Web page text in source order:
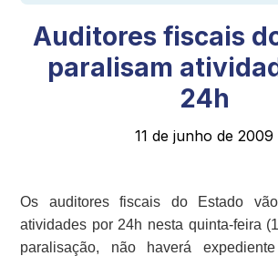
Auditores fiscais
paralisam
24h
11 de junho de 2009
Os auditores fiscais do Estado
atividades por 24h nesta quinta-feira
paralisação, não haverá